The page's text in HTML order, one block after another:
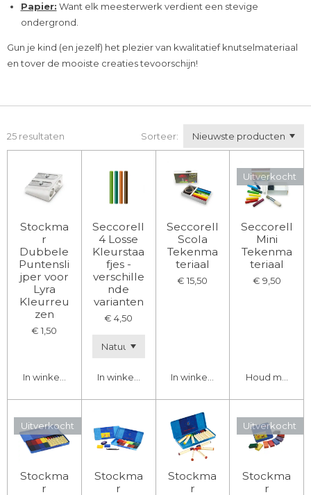
Papier: Want elk meesterwerk verdient een stevige
ondergrond.
Gun je kind (en jezelf) het plezier van kwalitatief knutselmateriaal
en tover de mooiste creaties tevoorschijn!
25 resultaten Sorteer:
Stockma
r
Dubbele
Puntensli
jper voor
Lyra
Kleurreu
zen
€ 1,50
In winkelwagen
Seccorell
4 Losse
Kleurstaa
fjes -
verschille
nde
varianten
€ 4,50
In winkelwagen
Seccorell
Scola
Tekenma
teriaal
€ 15,50
In winkelwagen
Uitverkocht
Seccorell
Mini
Tekenma
teriaal
€ 9,50
Houd mij op
Uitverkocht
Stockma
r
Stockma
r
Stockma
r
Uitverkocht
Stockma
r